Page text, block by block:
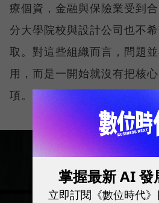
療個資，金融與保險業受到
分大學院校與設計公司也不
取。對這些組織而言，問題
用，而是一開始就沒有把核
項。
掌握最新 AI 發
立即訂閱《數位時代